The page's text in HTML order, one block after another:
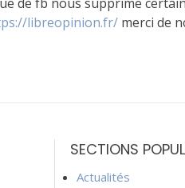
libreopinion.fr/ merci de
SECTIONS
Actualités